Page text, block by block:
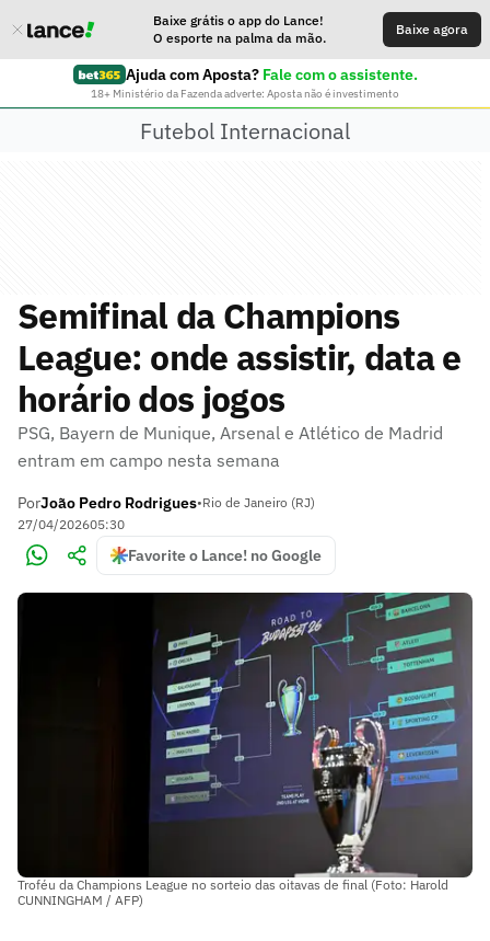
Baixe grátis o app do Lance!
O esporte na palma da mão.
Baixe agora
Ajuda com Aposta? Fale com o assistente.
18+ Ministério da Fazenda adverte: Aposta não é investimento
Futebol Internacional
Semifinal da Champions
League: onde assistir, data e
horário dos jogos
PSG, Bayern de Munique, Arsenal e Atlético de Madrid
entram em campo nesta semana
PorJoão Pedro Rodrigues•Rio de Janeiro (RJ)
27/04/202605:30
Favorite o Lance! no Google
Troféu da Champions League no sorteio das oitavas de final (Foto: Harold
CUNNINGHAM / AFP)